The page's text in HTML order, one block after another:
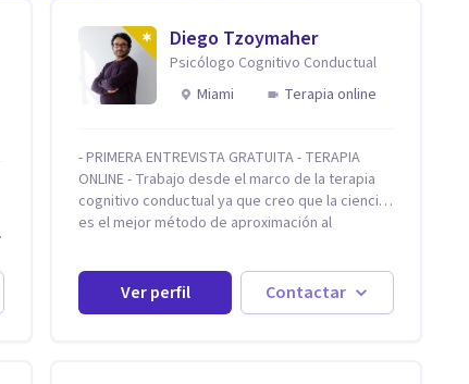
Diego Tzoymaher
Psicólogo Cognitivo Conductual
Miami
Terapia online
- PRIMERA ENTREVISTA GRATUITA - TERAPIA
ONLINE - Trabajo desde el marco de la terapia
cognitivo conductual ya que creo que la ciencia
es el mejor método de aproximación al
particular. Me interesan los procesos de cambio
conductual por los que una persona pueda
alcanzar sus objetivos, transitando, aceptando
Ver perfil Contactar